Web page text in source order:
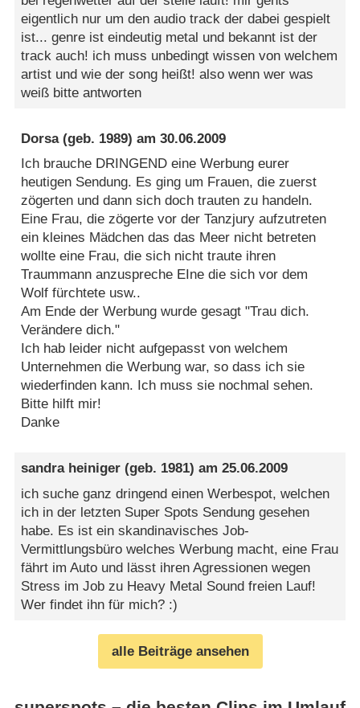
eigentlich nur um den audio track der dabei gespielt
ist... genre ist eindeutig metal und bekannt ist der
track auch! ich muss unbedingt wissen von welchem
artist und wie der song heißt! also wenn wer was
weiß bitte antworten
Dorsa(geb. 1989) am30.06.2009
Ich brauche DRINGEND eine Werbung eurer
heutigen Sendung. Es ging um Frauen, die zuerst
zögerten und dann sich doch trauten zu handeln.
Eine Frau, die zögerte vor der Tanzjury aufzutreten
ein kleines Mädchen das das Meer nicht betreten
wollte eine Frau, die sich nicht traute ihren
Traummann anzuspreche EIne die sich vor dem
Wolf fürchtete usw..
Am Ende der Werbung wurde gesagt "Trau dich.
Verändere dich."
Ich hab leider nicht aufgepasst von welchem
Unternehmen die Werbung war, so dass ich sie
wiederfinden kann. Ich muss sie nochmal sehen.
Bitte hilft mir!
Danke
sandra heiniger (geb. 1981) am25.06.2009
ich suche ganz dringend einen Werbespot, welchen
ich in der letzten Super Spots Sendung gesehen
habe. Es ist ein skandinavisches Job-
Vermittlungsbüro welches Werbung macht, eine Frau
fährt im Auto und lässt ihren Agressionen wegen
Stress im Job zu Heavy Metal Sound freien Lauf!
Wer findet ihn für mich? :)
alle Beiträge ansehen